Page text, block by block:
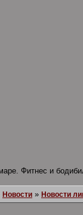
Новости » Новости